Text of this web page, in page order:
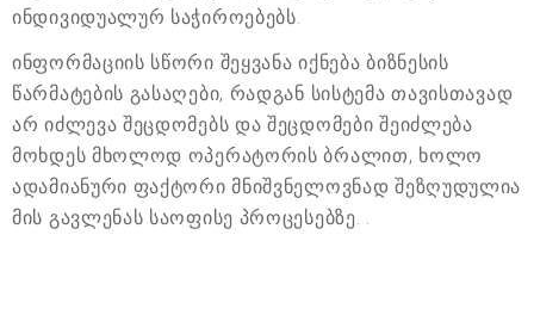
ინდივიდუალურ საჭიროებებს.
ინფორმაციის სწორი შეყვანა იქნება ბიზნესის
წარმატების გასაღები, რადგან სისტემა თავისთავად
არ იძლევა შეცდომებს და შეცდომები შეიძლება
მოხდეს მხოლოდ ოპერატორის ბრალით, ხოლო
ადამიანური ფაქტორი მნიშვნელოვნად შეზღუდულია
მის გავლენას საოფისე პროცესებზე. .